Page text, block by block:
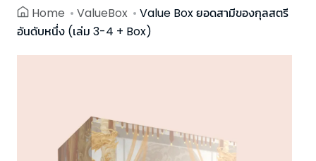
Home ValueBox
Value Box ยอดสามีของกุลสตรี
อันดับหนึ่ง (เล่ม 3-4 + Box)